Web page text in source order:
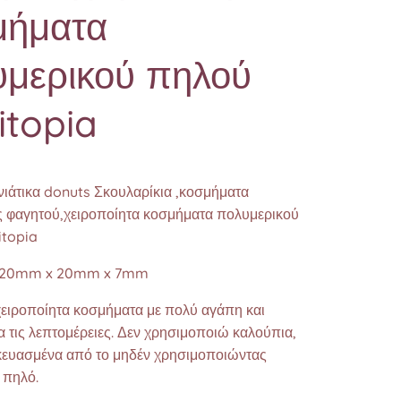
πηλού
donuts Σκουλαρίκια ,κοσμήματα
κοσμήματα πολυμερικού
20mm x 20mm x 7mm
κοσμήματα με πολύ αγάπη και
τις λεπτομέρειες. Δεν χρησιμοποιώ καλούπια,
από το μηδέν χρησιμοποιώντας
πηλό.